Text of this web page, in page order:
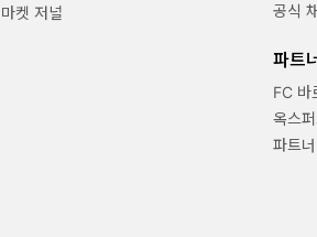
마켓 저널
공식
파트너
FC 바
옥스
파트